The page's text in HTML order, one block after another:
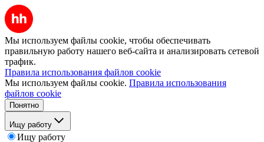
Мы используем файлы cookie, чтобы обеспечивать
правильную работу нашего веб-сайта и анализировать сетевой
трафик.
Правила использования файлов cookie
Мы используем файлы cookie. Правила использования
файлов cookie
Понятно
Ищу работу
Ищу работу